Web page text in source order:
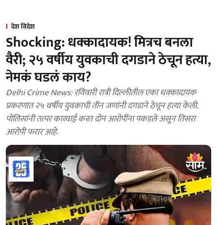
देश विदेश
Shocking: धक्कादायक! मित्रच बनला
वैरी; २५ वर्षीय युवकाची दगडाने ठेचून हत्या,
नेमकं घडलं काय?
Delhi Crime News: रविवारी रात्री दिल्लीतील एका धक्कादायक
प्रकरणात २५ वर्षीय युवकाची तीन जणांनी दगडाने ठेचून हत्या केली.
पोलिसांनी तत्पर कारवाई करत दोन आरोपींना पकडले असून तिसरा
आरोपी फरार आहे.